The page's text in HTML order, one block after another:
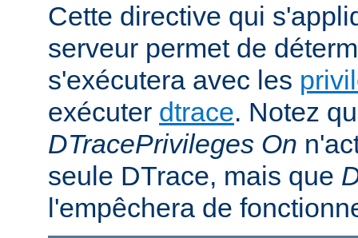
Cette directive qui
serveur permet de
s'exécutera avec les
exécuter dtrace. Notez
DTracePrivileges On
seule DTrace, mais que
l'empêchera de